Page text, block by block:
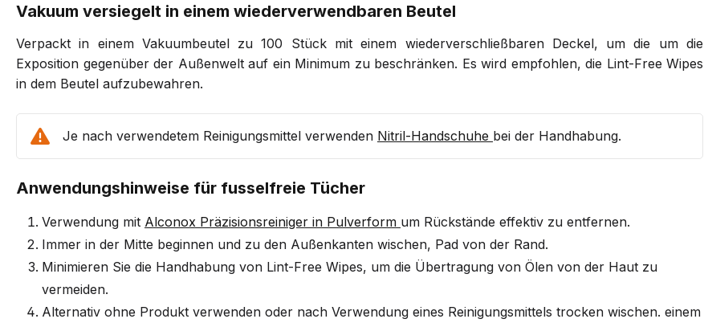
Vakuum versiegelt in einem wiederverwendbaren Beutel
Verpackt in einem Vakuumbeutel zu 100 Stück mit einem wiederverschließbaren Deckel, um die um die
Exposition gegenüber der Außenwelt auf ein Minimum zu beschränken. Es wird empfohlen, die Lint-Free Wipes
in dem Beutel aufzubewahren.
Je nach verwendetem Reinigungsmittel verwenden Nitril-Handschuhe bei der Handhabung.
Anwendungshinweise für fusselfreie Tücher
Verwendung mit Alconox Präzisionsreiniger in Pulverform um Rückstände effektiv zu entfernen.
Immer in der Mitte beginnen und zu den Außenkanten wischen, Pad von der Rand.
Minimieren Sie die Handhabung von Lint-Free Wipes, um die Übertragung von Ölen von der Haut zu
vermeiden.
Alternativ ohne Produkt verwenden oder nach Verwendung eines Reinigungsmittels trocken wischen. einem